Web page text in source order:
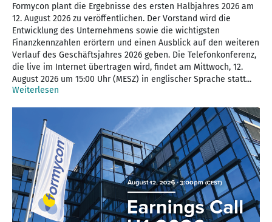
Formycon plant die Ergebnisse des ersten Halbjahres 2026 am
12. August 2026 zu veröffentlichen. Der Vorstand wird die
Entwicklung des Unternehmens sowie die wichtigsten
Finanzkennzahlen erörtern und einen Ausblick auf den weiteren
Verlauf des Geschäftsjahres 2026 geben. Die Telefonkonferenz,
die live im Internet übertragen wird, findet am Mittwoch, 12.
August 2026 um 15:00 Uhr (MESZ) in englischer Sprache statt...
Weiterlesen